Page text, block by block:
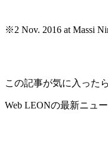
※2 Nov. 2016 at Massi
この記事が気に入った
Web LEONの最新ニュ